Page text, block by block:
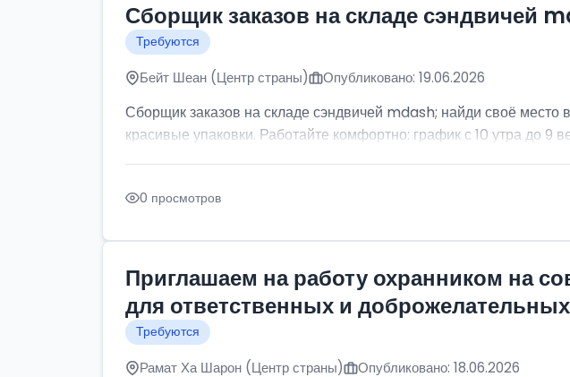
Сборщик заказов на складе сэндвичей
Требуются
Бейт Шеан (Центр страны) Опубликовано: 19.06.2026
Сборщик заказов на складе сэндвичей mdash; найди своё
красивые упаковки. Работайте комфортно: график с 10 утра до 9
0 просмотров
Приглашаем на работу охранником на
для ответственных и
Требуются
Рамат Ха Шарон (Центр страны) Опубликовано: 18.06.2026